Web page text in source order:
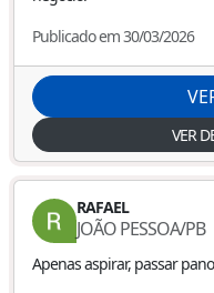
Publicado em 30/03/2026
VER
RAFAEL
JOÃO PESSOA/PB
Apenas aspirar, passar